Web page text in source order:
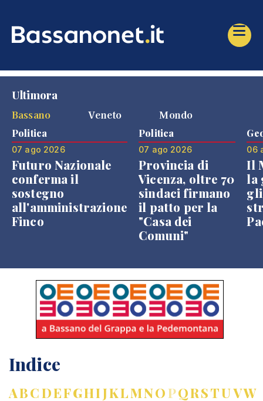
Ultimora
Bassano
Veneto Mondo
Politica
07 ago 2026
Futuro Nazionale
conferma il
sostegno
all'amministrazione
Finco
Politica
07 ago 2026
Provincia di
Vicenza, oltre 70
sindaci firmano
il patto per la
"Casa dei
Comuni"
06
Il
la
Indice
ABCDEFGHIJKLMNOPQRSTUVW